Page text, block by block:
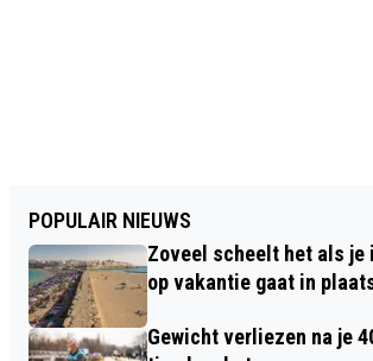
POPULAIR NIEUWS
Zoveel scheelt het als je
op vakantie gaat in
Gewicht verliezen na je